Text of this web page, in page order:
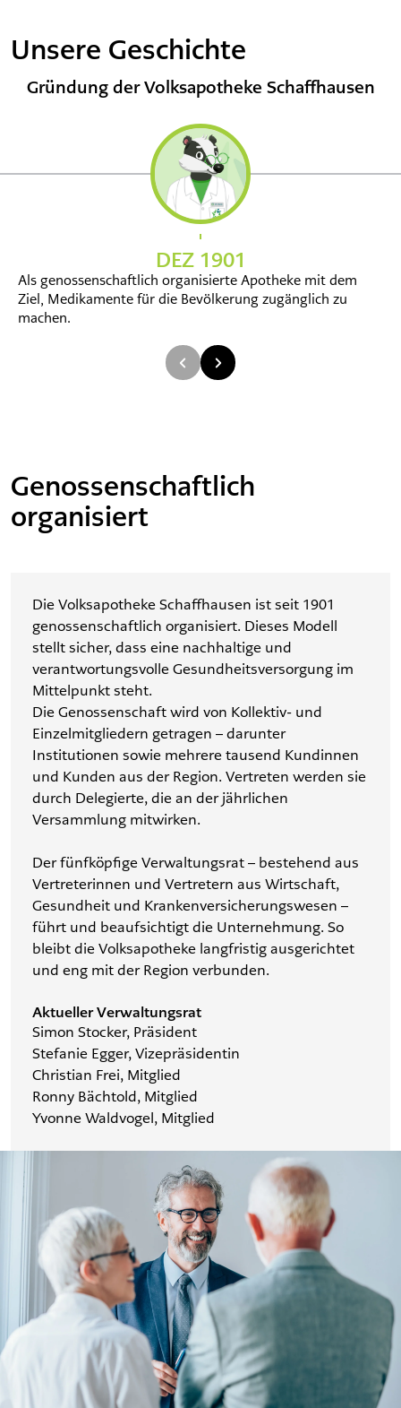
Unsere Geschichte
Gründung der Volksapotheke Schaffhausen
DEZ 1901
Als genossenschaftlich organisierte Apotheke mit dem
Ziel, Medikamente für die Bevölkerung zugänglich zu
machen.
Genossenschaftlich
organisiert
Die Volksapotheke Schaffhausen ist seit 1901
genossenschaftlich organisiert. Dieses Modell
stellt sicher, dass eine nachhaltige und
verantwortungsvolle Gesundheitsversorgung im
Mittelpunkt steht.
Die Genossenschaft wird von Kollektiv- und
Einzelmitgliedern getragen – darunter
Institutionen sowie mehrere tausend Kundinnen
und Kunden aus der Region. Vertreten werden sie
durch Delegierte, die an der jährlichen
Versammlung mitwirken.
Der fünfköpfige Verwaltungsrat – bestehend aus
Vertreterinnen und Vertretern aus Wirtschaft,
Gesundheit und Krankenversicherungswesen –
führt und beaufsichtigt die Unternehmung. So
bleibt die Volksapotheke langfristig ausgerichtet
und eng mit der Region verbunden.
Aktueller Verwaltungsrat
Simon Stocker, Präsident
Stefanie Egger, Vizepräsidentin
Christian Frei, Mitglied
Ronny Bächtold, Mitglied
Yvonne Waldvogel, Mitglied